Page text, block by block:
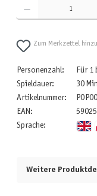
Produkt Anzahl: Gib den
Zum Merkzettel
Personenzahl:
Für 1
Spieldauer:
30
Artikelnummer:
EAN:
Sprache:
Weitere